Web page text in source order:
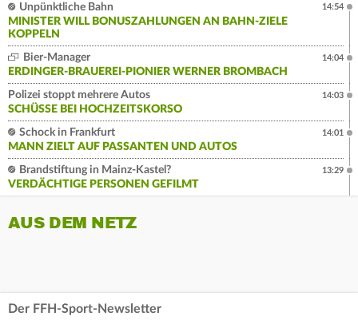
Unpünktliche Bahn
MINISTER WILL BONUSZAHLUNGEN AN BAHN-ZIELE
KOPPELN
14:54
Bier-Manager
ERDINGER-BRAUEREI-PIONIER WERNER BROMBACH
14:04
Polizei stoppt mehrere Autos
SCHÜSSE BEI HOCHZEITSKORSO
14:03
Schock in Frankfurt
MANN ZIELT AUF PASSANTEN UND AUTOS
14:01
Brandstiftung in Mainz-Kastel?
VERDÄCHTIGE PERSONEN GEFILMT
13:29
AUS DEM NETZ
Der FFH-Sport-Newsletter